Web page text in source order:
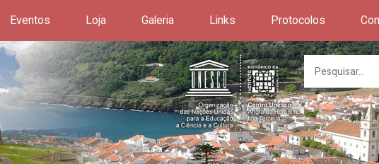
Eventos Loja Galeria Links Protocolos